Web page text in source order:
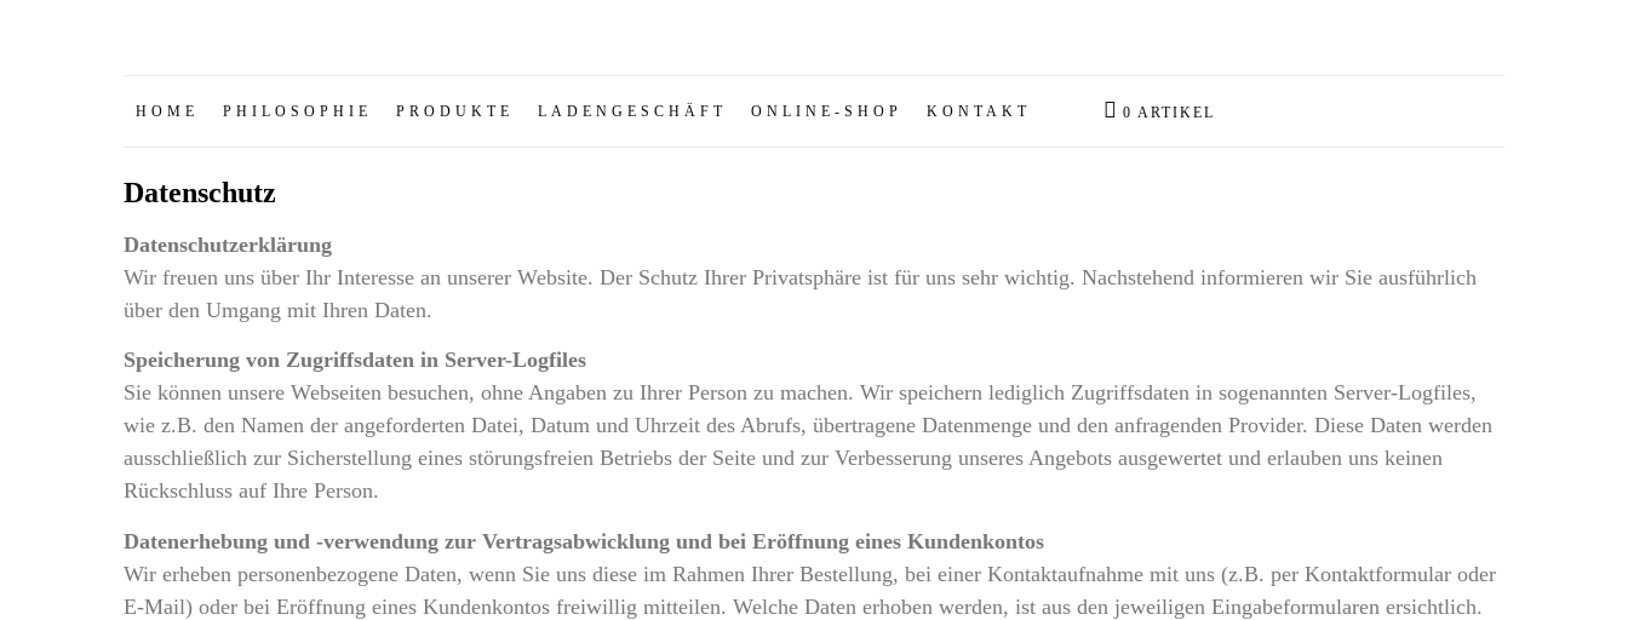
HOME PHILOSOPHIE PRODUKTE LADENGESCHÄFT ONLINE-SHOP KONTAKT 0 ARTIKEL
Datenschutz
Datenschutzerklärung
Wir freuen uns über Ihr Interesse an unserer Website. Der Schutz Ihrer Privatsphäre ist für uns sehr wichtig. Nachstehend informieren wir Sie ausführlich
über den Umgang mit Ihren Daten.
Speicherung von Zugriffsdaten in Server-Logfiles
Sie können unsere Webseiten besuchen, ohne Angaben zu Ihrer Person zu machen. Wir speichern lediglich Zugriffsdaten in sogenannten Server-Logfiles,
wie z.B. den Namen der angeforderten Datei, Datum und Uhrzeit des Abrufs, übertragene Datenmenge und den anfragenden Provider. Diese Daten werden
ausschließlich zur Sicherstellung eines störungsfreien Betriebs der Seite und zur Verbesserung unseres Angebots ausgewertet und erlauben uns keinen
Rückschluss auf Ihre Person.
Datenerhebung und -verwendung zur Vertragsabwicklung und bei Eröffnung eines Kundenkontos
Wir erheben personenbezogene Daten, wenn Sie uns diese im Rahmen Ihrer Bestellung, bei einer Kontaktaufnahme mit uns (z.B. per Kontaktformular oder
E-Mail) oder bei Eröffnung eines Kundenkontos freiwillig mitteilen. Welche Daten erhoben werden, ist aus den jeweiligen Eingabeformularen ersichtlich.